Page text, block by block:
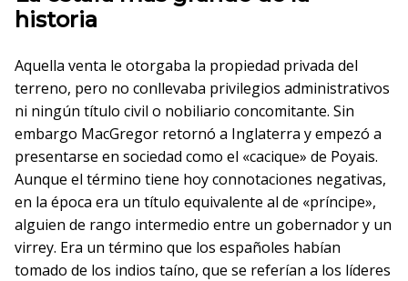
historia
Aquella venta le otorgaba la propiedad privada del
terreno, pero no conllevaba privilegios administrativos
ni ningún título civil o nobiliario concomitante. Sin
embargo MacGregor retornó a Inglaterra y empezó a
presentarse en sociedad como el «cacique» de Poyais.
Aunque el término tiene hoy connotaciones negativas,
en la época era un título equivalente al de «príncipe»,
alguien de rango intermedio entre un gobernador y un
virrey. Era un término que los españoles habían
tomado de los indios taíno, que se referían a los líderes